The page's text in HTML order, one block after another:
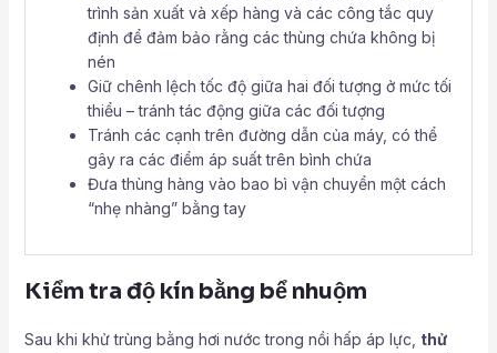
trình sản xuất và xếp hàng và các công tắc quy
định để đảm bảo rằng các thùng chứa không bị
nén
Giữ chênh lệch tốc độ giữa hai đối tượng ở mức tối
thiểu – tránh tác động giữa các đối tượng
Tránh các cạnh trên đường dẫn của máy, có thể
gây ra các điểm áp suất trên bình chứa
Đưa thùng hàng vào bao bì vận chuyển một cách
“nhẹ nhàng” bằng tay
Kiểm tra độ kín bằng bể nhuộm
Sau khi khử trùng bằng hơi nước trong nồi hấp áp lực, thử